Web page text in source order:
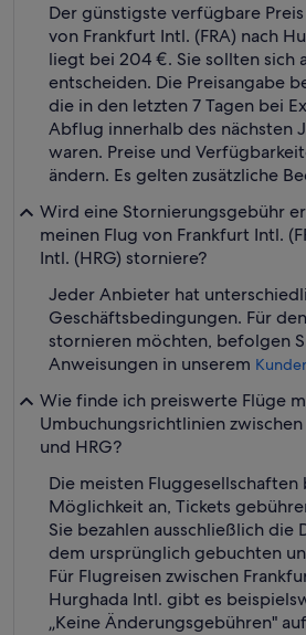
Der günstigste verfügbare
von Frankfurt Intl. (FRA) nach
liegt bei 204 €. Sie sollten sich
entscheiden. Die Preisangabe
die in den letzten 7 Tagen bei
Abflug innerhalb des nächsten
waren. Preise und
ändern. Es gelten zusätzliche
Wird eine Stornierungsgebühr
meinen Flug von Frankfurt Intl.
Intl. (HRG) storniere?
Jeder Anbieter hat
Geschäftsbedingungen. Für
stornieren möchten, befolgen
Anweisungen in unserem
Wie finde ich preiswerte Flüge
Umbuchungsrichtlinien zwischen
und HRG?
Die meisten
Möglichkeit an, Tickets
Sie bezahlen ausschließlich die
dem ursprünglich gebuchten
Für Flugreisen zwischen
Hurghada Intl. gibt es
„Keine Änderungsgebühren"